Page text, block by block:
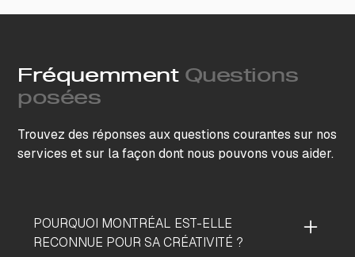
Fréquemment Questions
posées
Trouvez des réponses aux questions courantes sur nos
services et sur la façon dont nous pouvons vous aider.
POURQUOI MONTRÉAL EST-ELLE
RECONNUE POUR SA CRÉATIVITÉ ?